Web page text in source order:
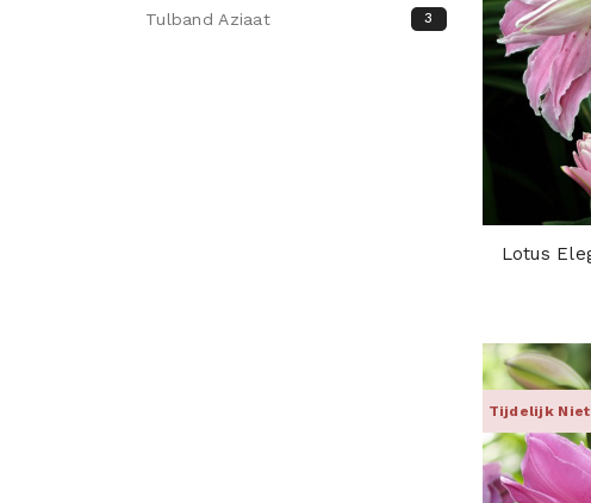
Tulband Aziaat 3
Lotus
Tijdelijk